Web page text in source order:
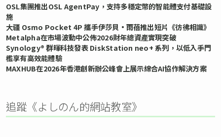
OSL集團推出OSL AgentPay，支持多穩定幣的智能體支付基礎設
施
大疆 Osmo Pocket 4P 攜手伊莎貝•雨蓓推出短片《彷彿相識》
Metalpha在市場波動中公佈2026財年總資產實現突破
Synology® 群暉科技發表 DiskStation neo+ 系列，以低入手門
檻享有高效能體驗
MAXHUB在2026年香港創新辦公峰會上展示綜合AI協作解決方案
追蹤《よしのん的網站教室》